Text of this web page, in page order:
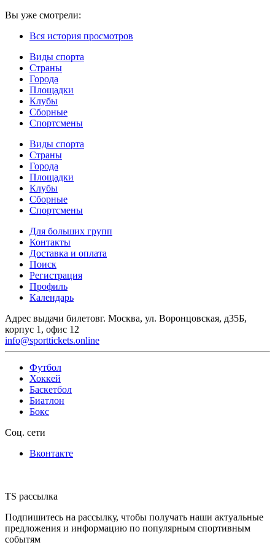
Вы уже смотрели:
Вся история просмотров
Виды спорта
Страны
Города
Площадки
Клубы
Сборные
Спортсмены
Виды спорта
Страны
Города
Площадки
Клубы
Сборные
Спортсмены
Для больших групп
Контакты
Доставка и оплата
Поиск
Регистрация
Профиль
Календарь
Адрес выдачи билетовг. Москва, ул. Воронцовская, д35Б,
корпус 1, офис 12
info@sporttickets.online
Футбол
Хоккей
Баскетбол
Биатлон
Бокс
Соц. сети
Вконтакте
TS рассылка
Подпишитесь на рассылку, чтобы получать наши актуальные
предложения и информацию по популярным спортивным
событям